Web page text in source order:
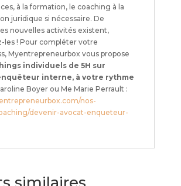
à la formation, le coaching à la
juridique si nécessaire. De
nouvelles activités existent,
les ! Pour compléter votre
Myentrepreneurbox vous propose
individuels de 5H sur
interne, à votre rythme
Boyer ou Me Marie Perrault :
nos-
devenir-avocat-enqueteur-